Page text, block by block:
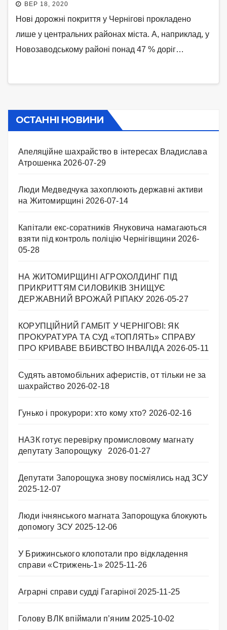
ВЕР 18, 2020
Нові дорожні покриття у Чернігові прокладено
лише у центральних районах міста. А, наприклад, у
Новозаводському районі понад 47 % доріг…
ОСТАННІ НОВИНИ
Апеляційне шахрайство в інтересах Владислава
Атрошенка 2026-07-29
Люди Медведчука захоплюють державні активи
на Житомирщині 2026-07-14
Капітали екс-соратників Януковича намагаються
взяти під контроль поліцію Чернігівщини 2026-
05-28
НА ЖИТОМИРЩИНІ АГРОХОЛДИНГ ПІД
ПРИКРИТТЯМ СИЛОВИКІВ ЗНИЩУЄ
ДЕРЖАВНИЙ ВРОЖАЙ РІПАКУ ​ 2026-05-27
КОРУПЦІЙНИЙ ГАМБІТ У ЧЕРНІГОВІ: ЯК
ПРОКУРАТУРА ТА СУД «ТОПЛЯТЬ» СПРАВУ
ПРО КРИВАВЕ ВБИВСТВО ІНВАЛІДА 2026-05-11
Судять автомобільних аферистів, от тільки не за
шахрайство 2026-02-18
Гунько і прокурори: хто кому хто? 2026-02-16
НАЗК готує перевірку промисловому магнату
депутату Запорощуку
2026-01-27
Депутати Запорощука знову посміялись над ЗСУ
2025-12-07
Люди ічнянського магната Запорощука блокують
допомогу ЗСУ 2025-12-06
У Брижинського клопотали про відкладення
справи «Стрижень-1» 2025-11-26
Аграрні справи судді Гагаріної 2025-11-25
Голову ВЛК впіймали п’яним 2025-10-02